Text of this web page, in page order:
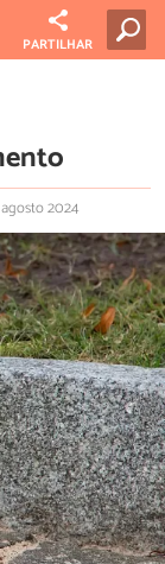
PARTILHAR
2024